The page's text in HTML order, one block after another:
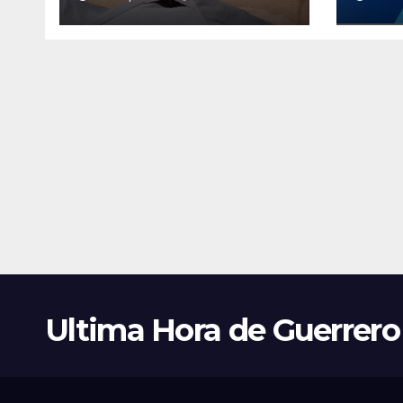
Fondo en las costas
de Guerrero
Ultima Hora de Guerrero